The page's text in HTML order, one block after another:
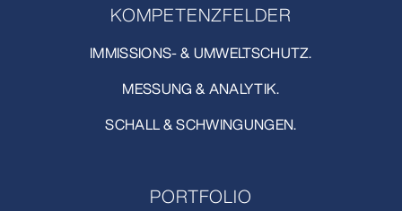
KOMPETENZFELDER
IMMISSIONS- & UMWELTSCHUTZ.
MESSUNG & ANALYTIK.
SCHALL & SCHWINGUNGEN.
PORTFOLIO